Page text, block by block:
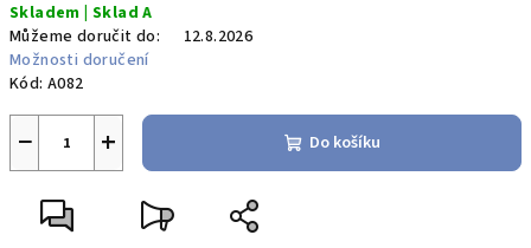
cena:
Skladem | Sklad A
Můžeme doručit do:
12.8.2026
Možnosti doručení
Kód: A082
+
− Do košíku